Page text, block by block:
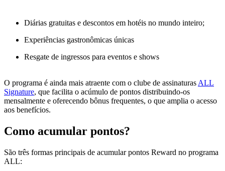
Diárias gratuitas e descontos em hotéis no mundo inteiro;
Experiências gastronômicas únicas
Resgate de ingressos para eventos e shows
O programa é ainda mais atraente com o clube de assinaturas ALL
Signature, que facilita o acúmulo de pontos distribuindo-os
mensalmente e oferecendo bônus frequentes, o que amplia o acesso
aos benefícios.
Como acumular pontos?
São três formas principais de acumular pontos Reward no programa
ALL: